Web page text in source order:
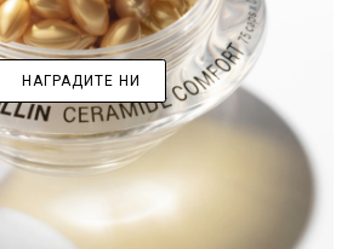
НАГРАДИТЕ НИ